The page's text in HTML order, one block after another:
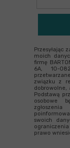
Przesyłając
moich
firmę
6A, 10-
związku z
dobrowolne,
Podstawą
osobowe
swoich
prawo